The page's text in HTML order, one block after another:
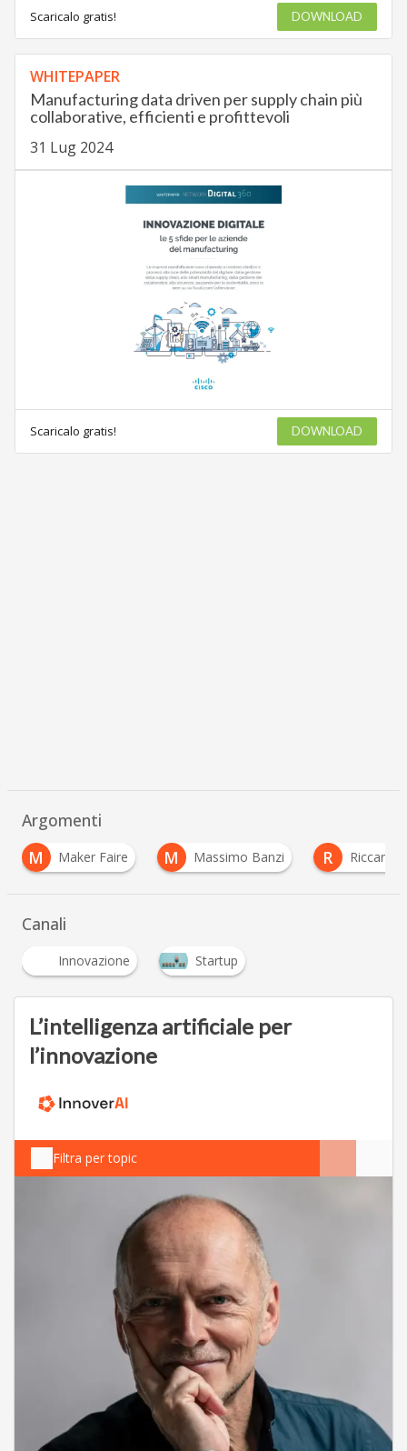
Scaricalo gratis! DOWNLOAD
WHITEPAPER
Manufacturing data driven per supply chain più
collaborative, efficienti e profittevoli
31 Lug 2024
Scaricalo gratis! DOWNLOAD
Argomenti
M
Massimo Banzi R Riccardo Luna S
Canali
Innovazione Startup
L’intelligenza artificiale per
l’innovazione
Filtra per topic